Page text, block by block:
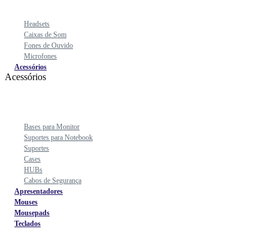
Headsets
Caixas de Som
Fones de Ouvido
Microfones
Acessórios
Acessórios
Bases para Monitor
Suportes para Notebook
Suportes
Cases
HUBs
Cabos de Segurança
Apresentadores
Mouses
Mousepads
Teclados